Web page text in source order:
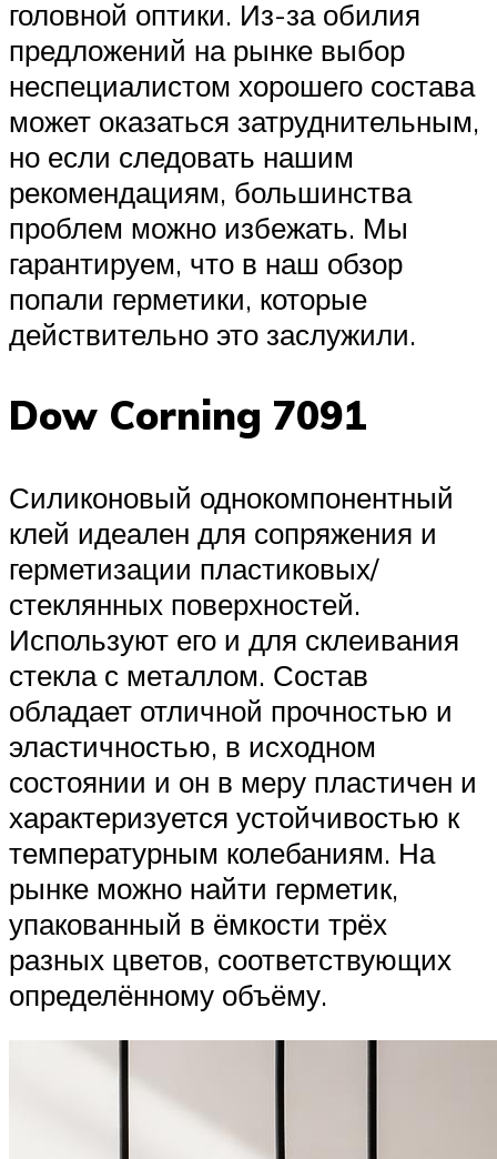
головной оптики. Из-за обилия
предложений на рынке выбор
неспециалистом хорошего состава
может оказаться затруднительным,
но если следовать нашим
рекомендациям, большинства
проблем можно избежать. Мы
гарантируем, что в наш обзор
попали герметики, которые
действительно это заслужили.
Dow Corning 7091
Силиконовый однокомпонентный
клей идеален для сопряжения и
герметизации пластиковых/
стеклянных поверхностей.
Используют его и для склеивания
стекла с металлом. Состав
обладает отличной прочностью и
эластичностью, в исходном
состоянии и он в меру пластичен и
характеризуется устойчивостью к
температурным колебаниям. На
рынке можно найти герметик,
упакованный в ёмкости трёх
разных цветов, соответствующих
определённому объёму.